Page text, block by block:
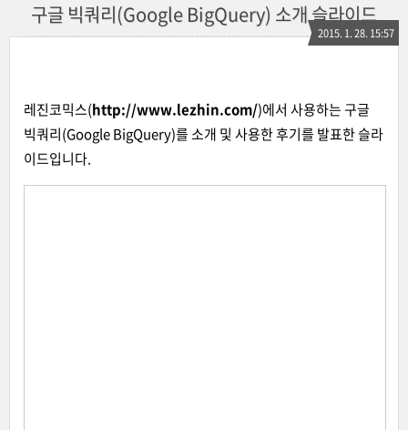
구글 빅쿼리(Google BigQuery) 소개 슬라이드
2015. 1. 28. 15:57
레진코믹스(http://www.lezhin.com/)에서 사용하는 구글
빅쿼리(Google BigQuery)를 소개 및 사용한 후기를 발표한 슬라
이드입니다.